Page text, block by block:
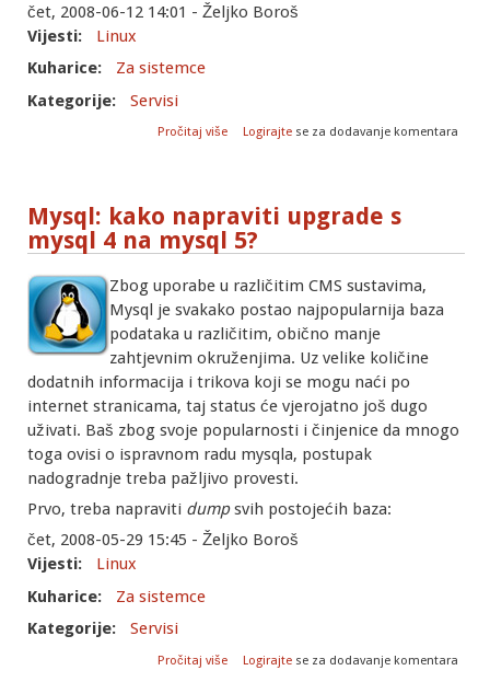
čet, 2008-06-12 14:01 - Željko Boroš
Vijesti:
Linux
Kuharice:
Za sistemce
Kategorije:
Servisi
Pročitaj više
o Postfix: kako podesiti da odlazne
Logirajte se za dodavanje komentara
Mysql: kako napraviti upgrade s
mysql 4 na mysql 5?
Zbog uporabe u različitim CMS sustavima,
Mysql je svakako postao najpopularnija baza
podataka u različitim, obično manje
zahtjevnim okruženjima. Uz velike količine
dodatnih informacija i trikova koji se mogu naći po
internet stranicama, taj status će vjerojatno još dugo
uživati. Baš zbog svoje popularnosti i činjenice da mnogo
toga ovisi o ispravnom radu mysqla, postupak
nadogradnje treba pažljivo provesti.
Prvo, treba napraviti dumpsvih postojećih baza:
čet, 2008-05-29 15:45 - Željko Boroš
Vijesti:
Linux
Kuharice:
Za sistemce
Kategorije:
Servisi
Pročitaj više
o Mysql: kako napraviti upgrade s mysql 4
Logirajte se za dodavanje komentara